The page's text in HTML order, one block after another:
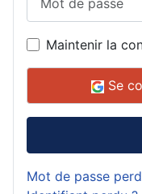
Maintenir la
Se
Mot de passe